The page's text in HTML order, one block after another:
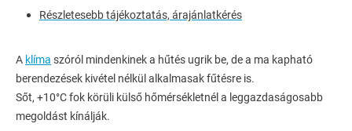
Részletesebb tájékoztatás, árajánlatkérés
A klíma szóról mindenkinek a hűtés ugrik be, de a ma kapható
berendezések kivétel nélkül alkalmasak fűtésre is.
Sőt, +10°C fok körüli külső hőmérsékletnél a leggazdaságosabb
megoldást kínálják.